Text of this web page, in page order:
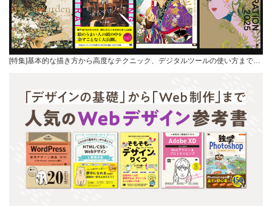
[特集]基本的な描き方から高度なテクニック、デジタルツールの使い方まで…